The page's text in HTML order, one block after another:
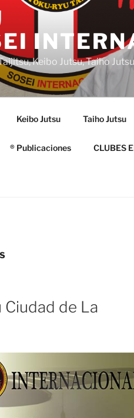
Keibo Jutsu, Taiho
Keibo Jutsu Taiho Jutsu
® Publicaciones CLUBES
Ciudad de La